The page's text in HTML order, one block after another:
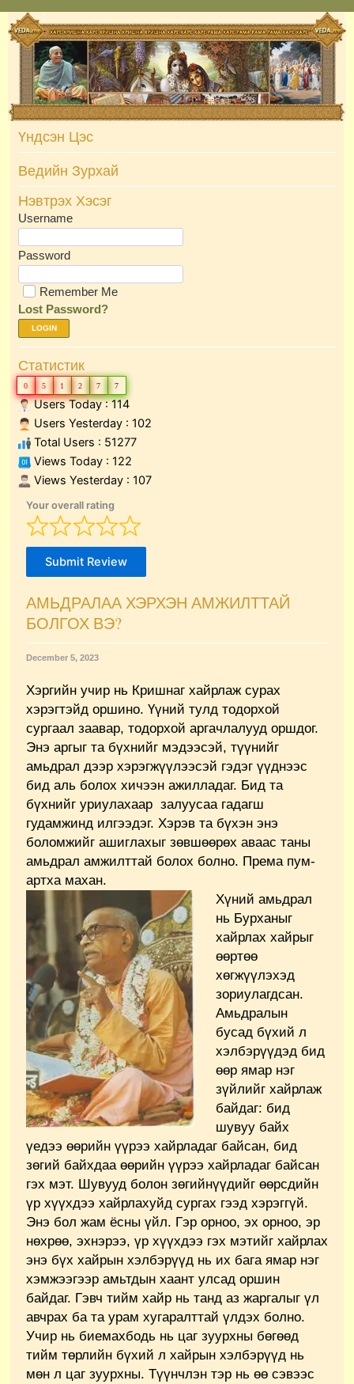
Skip
to
content
Үндсэн Цэс
Ведийн Зурхай
Нэвтрэх Хэсэг
Username
Password
Remember Me
Lost Password?
LOGIN
Статистик
0 5 1 2 7 7
Users Today : 114
Users Yesterday : 102
Total Users : 51277
Views Today : 122
Views Yesterday : 107
Your overall rating
Submit Review
АМЬДРАЛАА ХЭРХЭН АМЖИЛТТАЙ
БОЛГОХ ВЭ?
December 5, 2023
Хэргийн учир нь Кришнаг хайрлаж сурах
хэрэгтэйд оршино. Үүний тулд тодорхой
сургаал заавар, тодорхой аргачлалууд оршдог.
Энэ аргыг та бүхнийг мэдээсэй, түүнийг
амьдрал дээр хэрэгжүүлээсэй гэдэг үүднээс
бид аль болох хичээн ажилладаг. Бид та
бүхнийг уриулахаар залуусаа гадагш
гудамжинд илгээдэг. Хэрэв та бүхэн энэ
боломжийг ашиглахыг зөвшөөрөх аваас таны
амьдрал амжилттай болох болно. Према пум-
артха махан.
Хүний амьдрал
нь Бурханыг
хайрлах хайрыг
өөртөө
хөгжүүлэхэд
зориулагдсан.
Амьдралын
бусад бүхий л
хэлбэрүүдэд бид
өөр ямар нэг
зүйлийг хайрлаж
байдаг: бид
шувуу байх
үедээ өөрийн үүрээ хайрладаг байсан, бид
зөгий байхдаа өөрийн үүрээ хайрладаг байсан
гэх мэт. Шувууд болон зөгийнүүдийг өөрсдийн
үр хүүхдээ хайрлахуйд сургах гээд хэрэггүй.
Энэ бол жам ёсны үйл. Гэр орноо, эх орноо, эр
нөхрөө, эхнэрээ, үр хүүхдээ гэх мэтийг хайрлах
энэ бүх хайрын хэлбэрүүд нь их бага ямар нэг
хэмжээгээр амьтдын хаант улсад оршин
байдаг. Гэвч тийм хайр нь танд аз жаргалыг үл
авчрах ба та урам хугаралттай үлдэх болно.
Учир нь биемахбодь нь цаг зуурхны бөгөөд
тийм төрлийн бүхий л хайрын хэлбэрүүд нь
мөн л цаг зуурхны. Түүнчлэн тэр нь өө сэвээс